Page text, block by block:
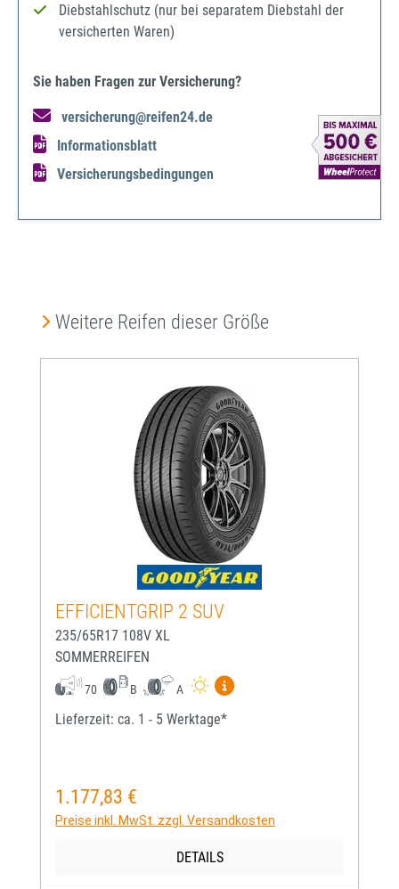
Diebstahlschutz (nur bei separatem Diebstahl der
versicherten Waren)
Sie haben Fragen zur Versicherung?
versicherung@reifen24.de
Informationsblatt
Versicherungsbedingungen
Produktgalerie überspringen
Weitere Reifen dieser Größe
EFFICIENTGRIP 2 SUV
235/65R17 108V XL
SOMMERREIFEN
70 B A
Mehr Informationen zum
Lieferzeit: ca. 1 - 5 Werktage*
Regulärer Preis:
1.177,83 €
Preise inkl. MwSt. zzgl. Versandkosten
DETAILS